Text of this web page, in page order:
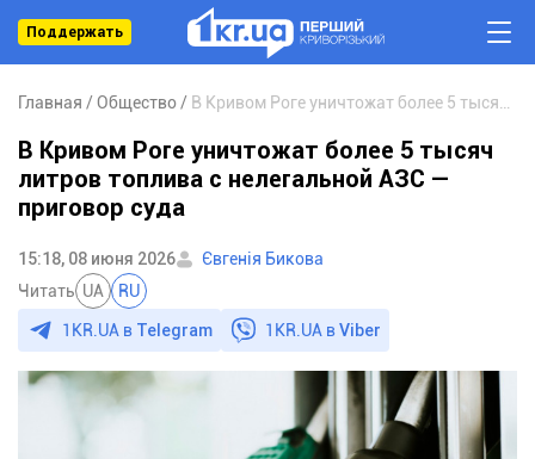
Поддержать
Главная Общество
В Кривом Роге уничтожат более 5 тысяч
литров топлива с нелегальной АЗС —
приговор суда
15:18, 08 июня 2026
Євгенія Бикова
Читать UA RU
1KR.UA в Telegram 1KR.UA вViber